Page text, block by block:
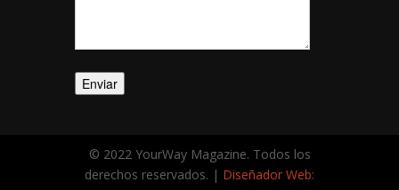
© 2022 YourWay Magazine. Todos los
derechos reservados. | Diseñador Web: